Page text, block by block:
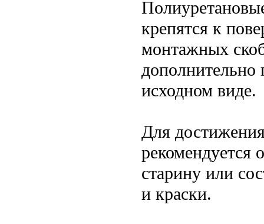
крепятся к
монтажных
дополнительно
исходном виде.
Для
рекомендуется
старину или
и краски.